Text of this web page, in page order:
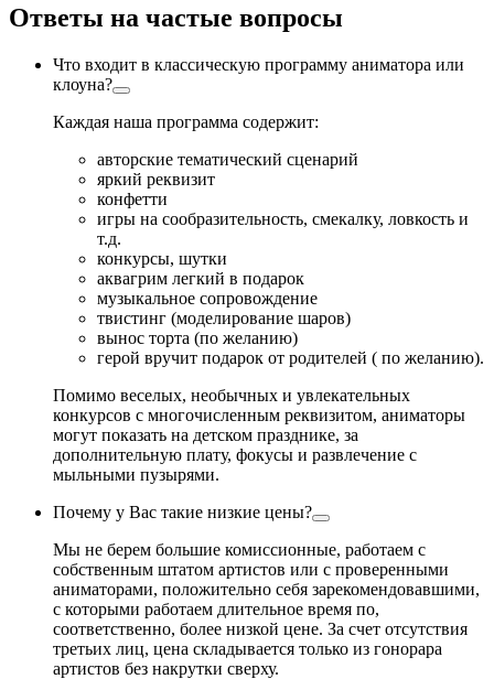
Ответы на частые вопросы
Что входит в классическую программу аниматора или
клоуна?
Каждая наша программа содержит:
авторские тематический сценарий
яркий реквизит
конфетти
игры на сообразительность, смекалку, ловкость и
т.д.
конкурсы, шутки
аквагрим легкий в подарок
музыкальное сопровождение
твистинг (моделирование шаров)
вынос торта (по желанию)
герой вручит подарок от родителей ( по желанию).
Помимо веселых, необычных и увлекательных
конкурсов с многочисленным реквизитом, аниматоры
могут показать на детском празднике, за
дополнительную плату, фокусы и развлечение с
мыльными пузырями.
Почему у Вас такие низкие цены?
Мы не берем большие комиссионные, работаем с
собственным штатом артистов или с проверенными
аниматорами, положительно себя зарекомендовавшими,
с которыми работаем длительное время по,
соответственно, более низкой цене. За счет отсутствия
третьих лиц, цена складывается только из гонорара
артистов без накрутки сверху.